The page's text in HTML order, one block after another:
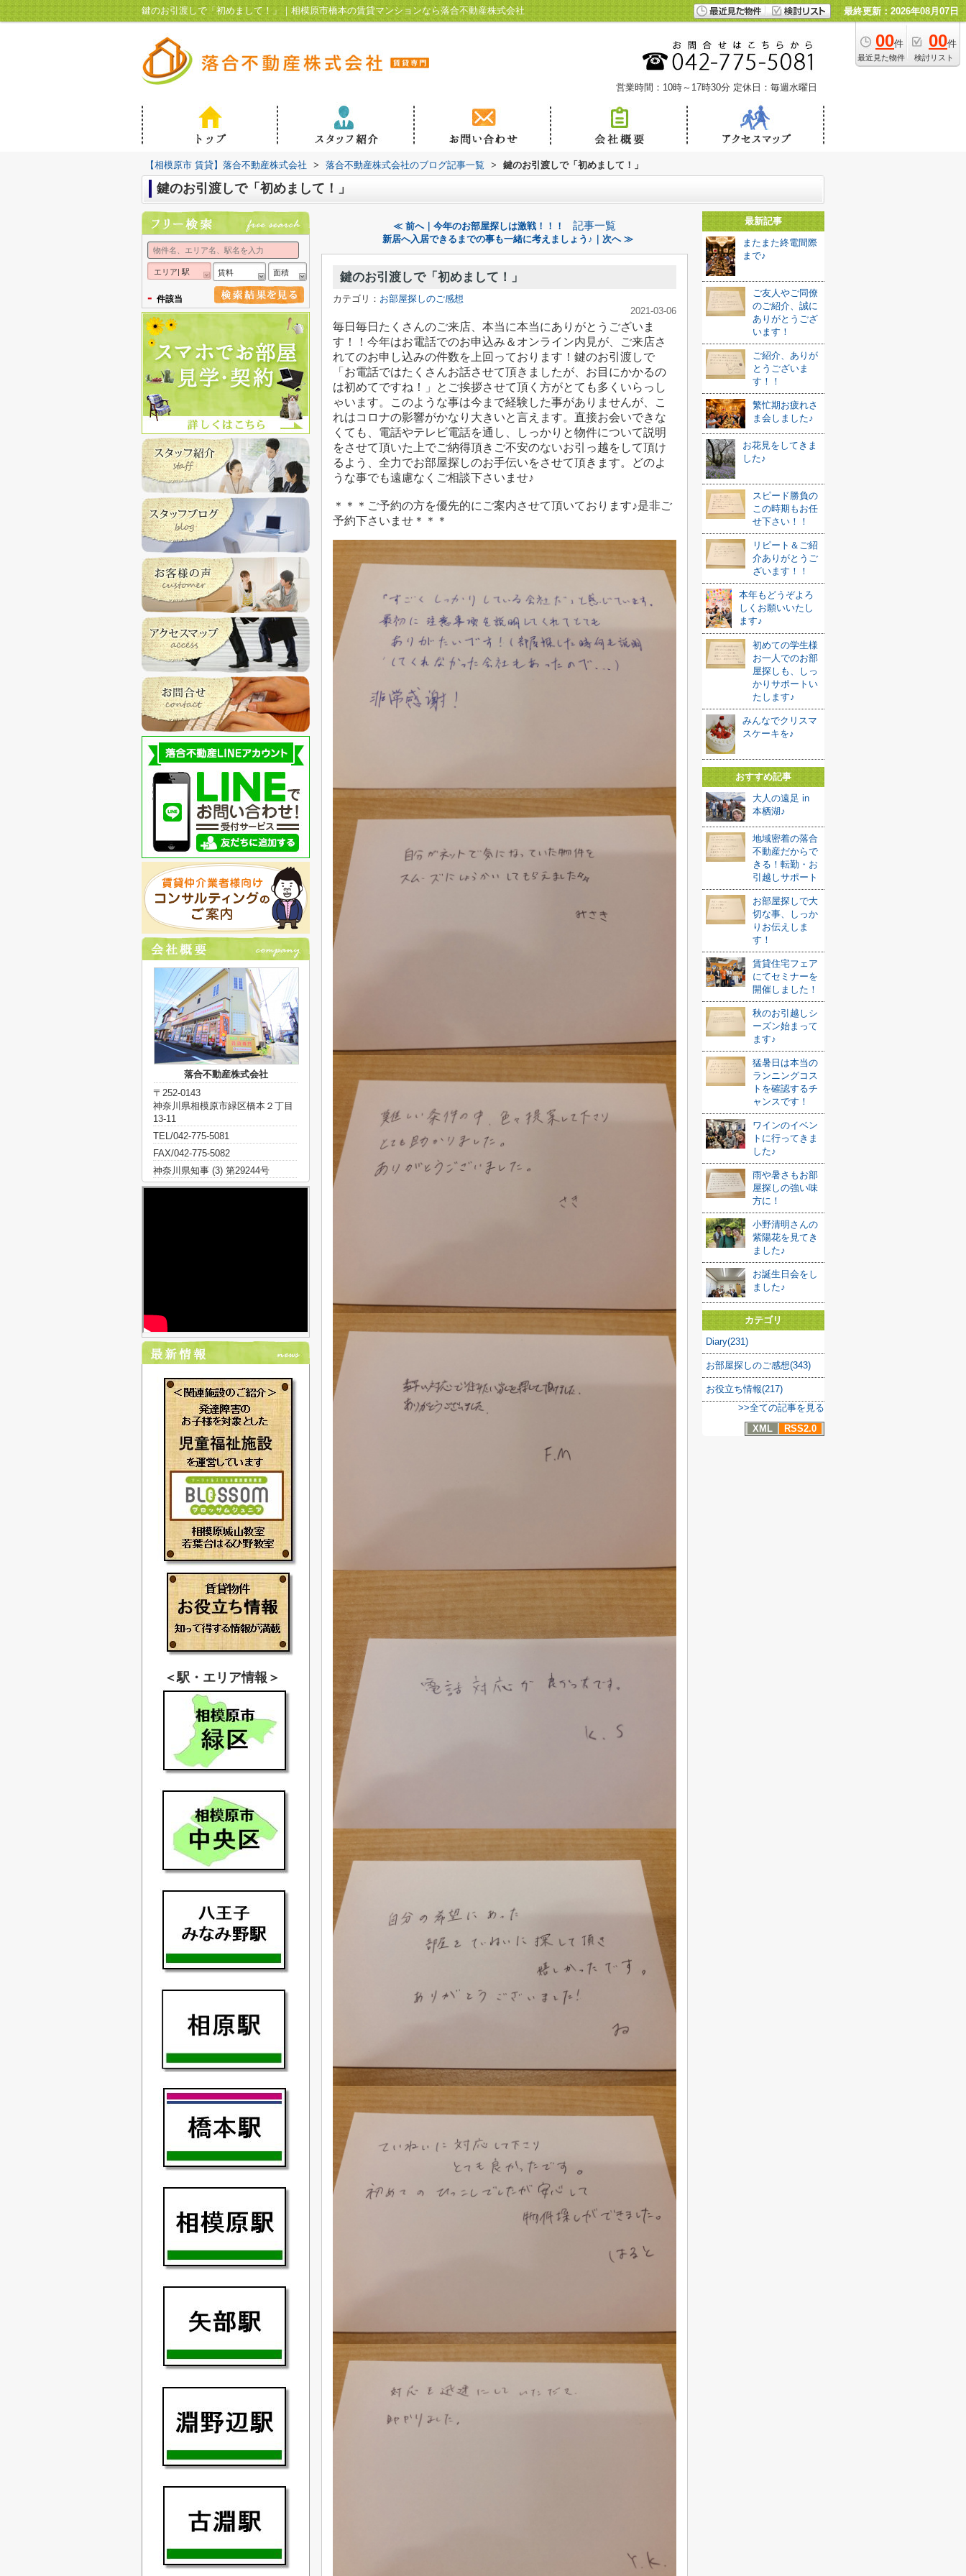
鍵のお引渡しで「初めまして！」｜相模原市橋本の賃貸マンションなら落合不動産株式会社 最終更新：2026年08月07日
00件
最近見た物件
00件
検討リスト
営業時間：10時～17時30分 定休日：毎週水曜日
【相模原市 賃貸】落合不動産株式会社 > 落合不動産株式会社のブログ記事一覧 > 鍵のお引渡しで「初めまして！」
鍵のお引渡しで「初めまして！」
≪ 前へ｜今年のお部屋探しは激戦！！！ 記事一覧
新居へ入居できるまでの事も一緒に考えましょう♪｜次へ ≫
鍵のお引渡しで「初めまして！」
カテゴリ： お部屋探しのご感想
2021-03-06
毎日毎日たくさんのご来店、本当に本当にありがとうございま
す！！今年はお電話でのお申込み＆オンライン内見が、ご来店さ
れてのお申し込みの件数を上回っております！鍵のお引渡しで
「お電話ではたくさんお話させて頂きましたが、お目にかかるの
は初めてですね！」とご挨拶させて頂く方がとても多くいらっし
ゃいます。このような事は今まで経験した事がありませんが、こ
れはコロナの影響がかなり大きいと言えます。直接お会いできな
くても、電話やテレビ電話を通し、しっかりと物件について説明
をさせて頂いた上でご納得頂きご不安のないお引っ越をして頂け
るよう、全力でお部屋探しのお手伝いをさせて頂きます。どのよ
うな事でも遠慮なくご相談下さいませ♪
＊＊＊ご予約の方を優先的にご案内させて頂いております♪是非ご
予約下さいませ＊＊＊
最新記事
またまた終電間際
まで♪
ご友人やご同僚
のご紹介、誠に
ありがとうござ
います！
ご紹介、ありが
とうございま
す！！
繁忙期お疲れさ
ま会しました♪
お花見をしてきま
した♪
スピード勝負の
この時期もお任
せ下さい！！
リピート＆ご紹
介ありがとうご
ざいます！！
本年もどうぞよろ
しくお願いいたし
ます♪
初めての学生様
お一人でのお部
屋探しも、しっ
かりサポートい
たします♪
みんなでクリスマ
スケーキを♪
おすすめ記事
大人の遠足 in
本栖湖♪
地域密着の落合
不動産だからで
きる！転勤・お
引越しサポート
お部屋探しで大
切な事、しっか
りお伝えしま
す！
賃貸住宅フェア
にてセミナーを
開催しました！
秋のお引越しシ
ーズン始まって
ます♪
猛暑日は本当の
ランニングコス
トを確認するチ
ャンスです！
ワインのイベン
トに行ってきま
した♪
雨や暑さもお部
屋探しの強い味
方に！
小野清明さんの
紫陽花を見てき
ました♪
お誕生日会をし
ました♪
カテゴリ
Diary(231)
お部屋探しのご感想(343)
お役立ち情報(217)
>>全ての記事を見る
XML
RSS2.0
エリア| 駅 賃料 面積
- 件該当
落合不動産株式会社
〒252-0143
神奈川県相模原市緑区橋本２丁目
13-11
TEL/042-775-5081
FAX/042-775-5082
神奈川県知事 (3) 第29244号
＜駅・エリア情報＞